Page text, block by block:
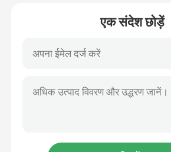
स्वचालन फिक्स्चर
प्रेसिजन चिकित्सा अवयव
एक संदेश छोड़ें